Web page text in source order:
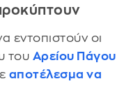
εντοπιστούν οι
του Αρείου Πάγου
αποτέλεσμα να